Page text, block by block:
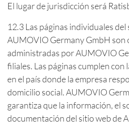
El lugar de jurisdicción será
12.3 Las páginas individuales del
AUMOVIO Germany GmbH son
administradas por AUMOVIO
filiales. Las páginas cumplen con
en el país donde la empresa
domicilio social. AUMOVIO
garantiza que la información, el
documentación del sitio web de